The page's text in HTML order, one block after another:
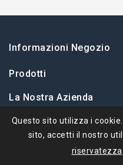
Informazioni Negozio
Prodotti
La Nostra Azienda
Il Tuo Account
Questo sito utilizza i
sito, accetti il ​​nostro
riservatezza